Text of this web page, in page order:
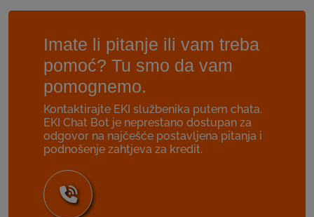
Imate li pitanje ili vam treba
pomoć? Tu smo da vam
pomognemo.
Kontaktirajte EKI službenika putem chata.
EKI Chat Bot je neprestano dostupan za
odgovor na najčešće postavljena pitanja i
podnošenje zahtjeva za kredit.